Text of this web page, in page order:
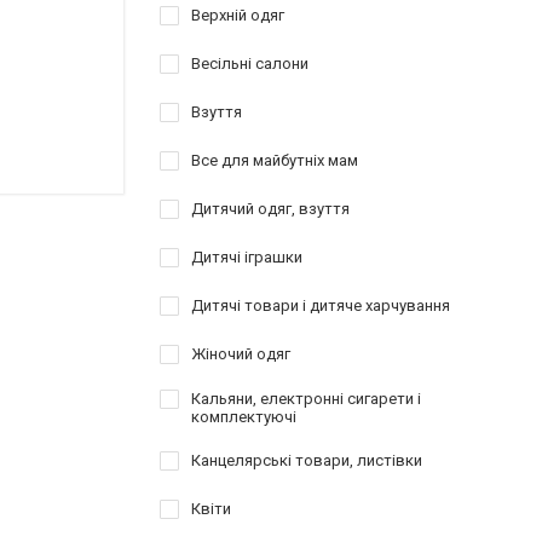
Верхній одяг
Весільні салони
Взуття
Все для майбутніх мам
Дитячий одяг, взуття
Дитячі іграшки
Дитячі товари і дитяче харчування
Жіночий одяг
Кальяни, електронні сигарети і
комплектуючі
Канцелярські товари, листівки
Квіти